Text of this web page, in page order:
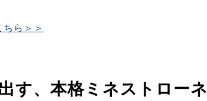
ら＞＞
す、本格ミネストローネ